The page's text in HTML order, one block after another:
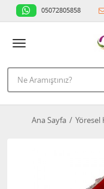
05072805858
Ana Sayfa